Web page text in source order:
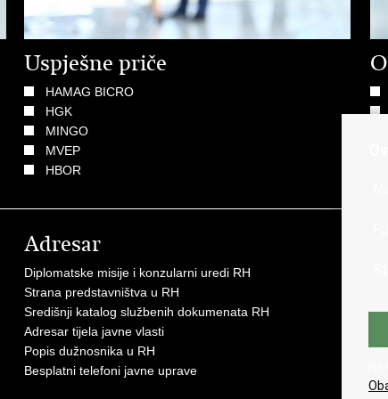
Uspješne priče
HAMAG BICRO
HGK
MINGO
MVEP
HBOR
Adresar
Diplomatske misije i konzularni uredi RH
Strana predstavništva u RH
Središnji katalog službenih dokumenata RH
Adresar tijela javne vlasti
Popis dužnosnika u RH
Besplatni telefoni javne uprave